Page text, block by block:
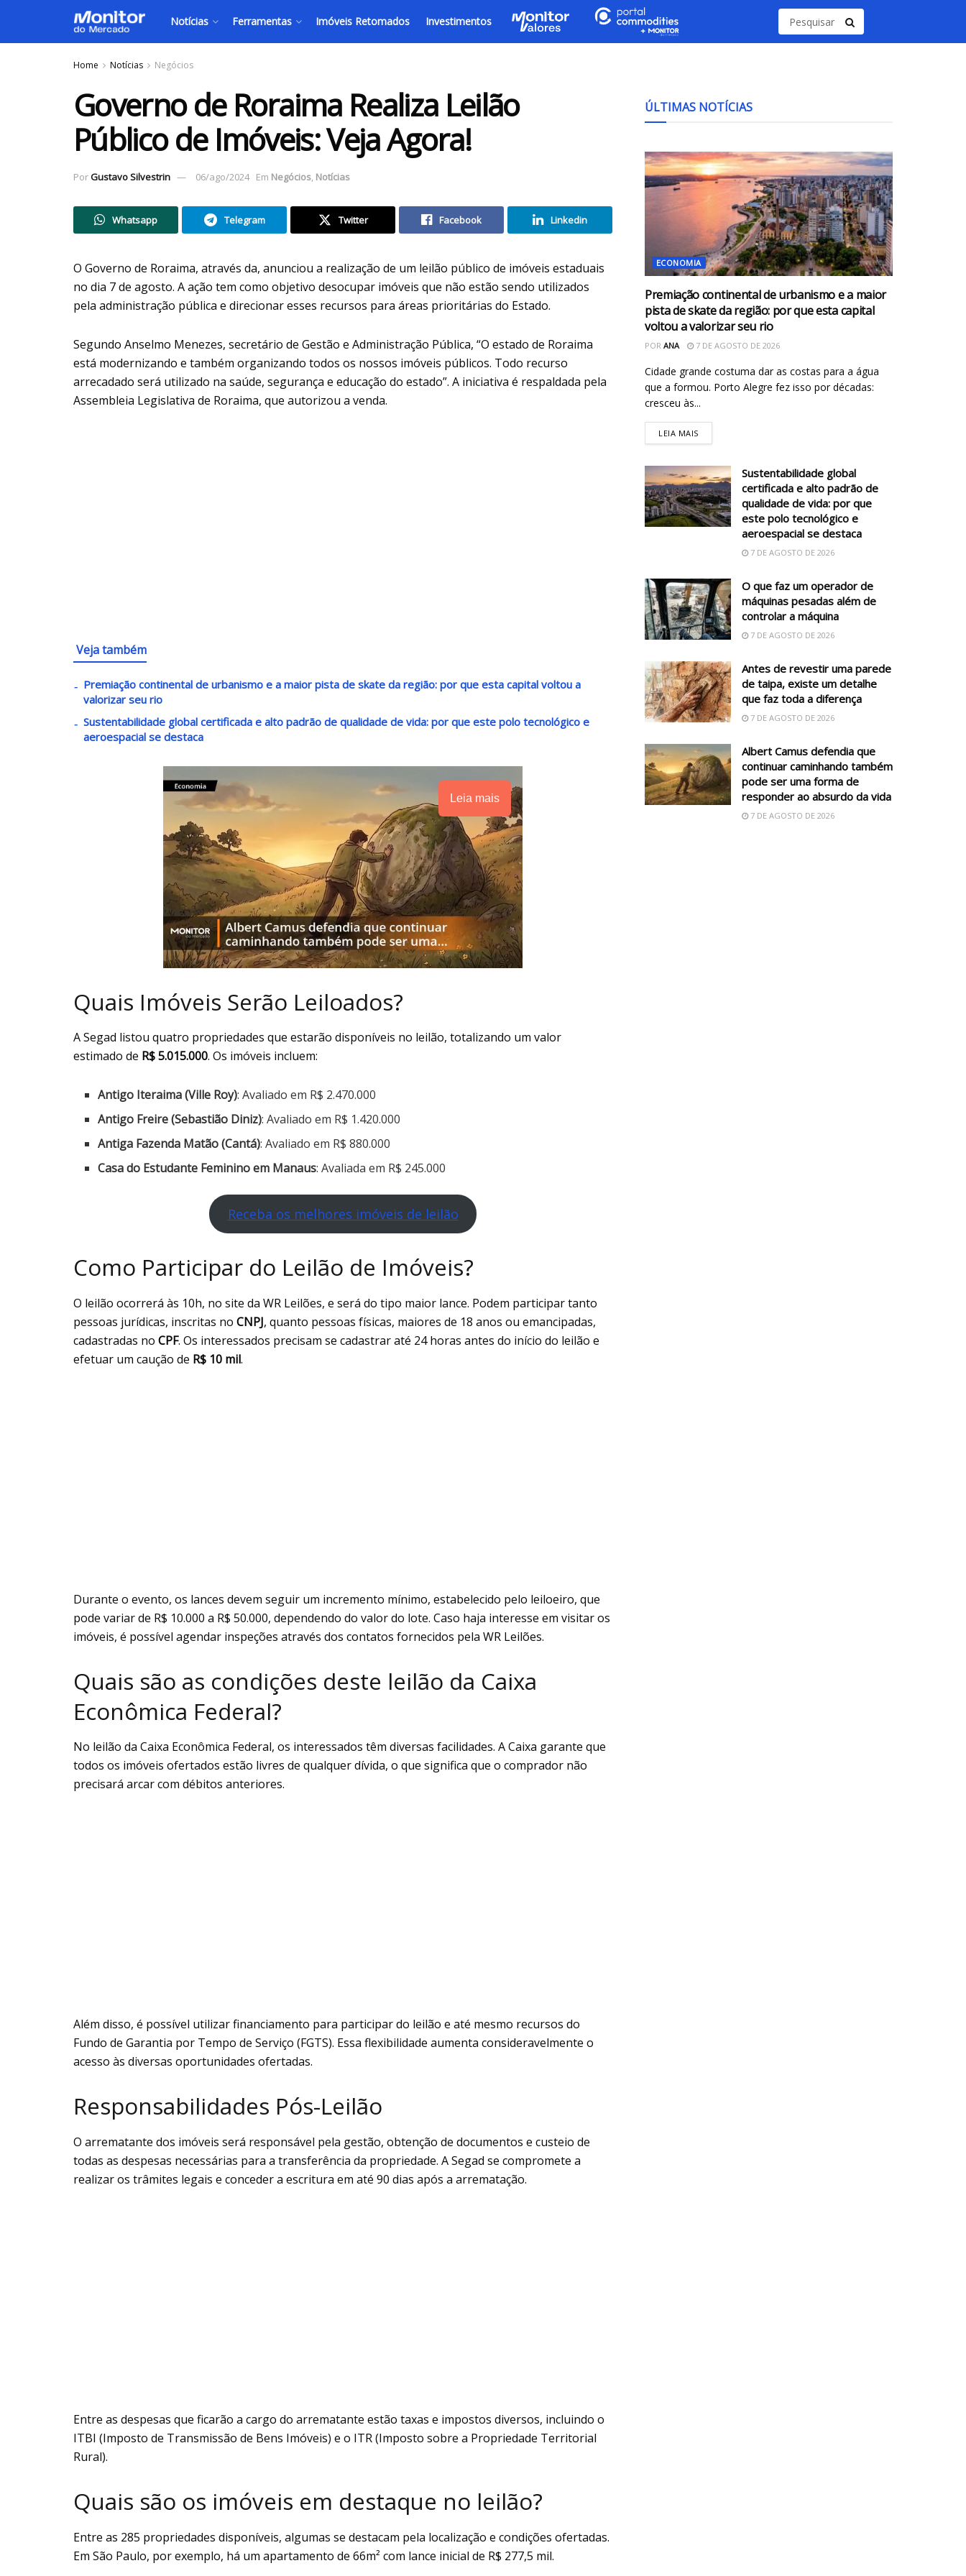
Notícias Ferramentas Imóveis Retomados Investimentos
Home Notícias Negócios
Governo de Roraima Realiza Leilão
Público de Imóveis: Veja Agora!
PorGustavo Silvestrin 06/ago/2024 Em Negócios, Notícias
Whatsapp Telegram Twitter Facebook Linkedin
O Governo de Roraima, através da, anunciou a realização de um leilão público de imóveis estaduais
no dia 7 de agosto. A ação tem como objetivo desocupar imóveis que não estão sendo utilizados
pela administração pública e direcionar esses recursos para áreas prioritárias do Estado.
Segundo Anselmo Menezes, secretário de Gestão e Administração Pública, “O estado de Roraima
está modernizando e também organizando todos os nossos imóveis públicos. Todo recurso
arrecadado será utilizado na saúde, segurança e educação do estado”. A iniciativa é respaldada pela
Assembleia Legislativa de Roraima, que autorizou a venda.
Veja também
Premiação continental de urbanismo e a maior pista de skate da região: por que esta capital voltou a
valorizar seu rio
Sustentabilidade global certificada e alto padrão de qualidade de vida: por que este polo tecnológico e
aeroespacial se destaca
Leia mais
Quais Imóveis Serão Leiloados?
A Segad listou quatro propriedades que estarão disponíveis no leilão, totalizando um valor
estimado de R$ 5.015.000. Os imóveis incluem:
Antigo Iteraima (Ville Roy): Avaliado em R$ 2.470.000
Antigo Freire (Sebastião Diniz): Avaliado em R$ 1.420.000
Antiga Fazenda Matão (Cantá): Avaliado em R$ 880.000
Casa do Estudante Feminino em Manaus: Avaliada em R$ 245.000
Receba os melhores imóveis de leilão
Como Participar do Leilão de Imóveis?
O leilão ocorrerá às 10h, no site da WR Leilões, e será do tipo maior lance. Podem participar tanto
pessoas jurídicas, inscritas no CNPJ, quanto pessoas físicas, maiores de 18 anos ou emancipadas,
cadastradas no CPF. Os interessados precisam se cadastrar até 24 horas antes do início do leilão e
efetuar um caução de R$ 10 mil.
Durante o evento, os lances devem seguir um incremento mínimo, estabelecido pelo leiloeiro, que
pode variar de R$ 10.000 a R$ 50.000, dependendo do valor do lote. Caso haja interesse em visitar os
imóveis, é possível agendar inspeções através dos contatos fornecidos pela WR Leilões.
Quais são as condições deste leilão da Caixa
Econômica Federal?
No leilão da Caixa Econômica Federal, os interessados têm diversas facilidades. A Caixa garante que
todos os imóveis ofertados estão livres de qualquer dívida, o que significa que o comprador não
precisará arcar com débitos anteriores.
Além disso, é possível utilizar financiamento para participar do leilão e até mesmo recursos do
Fundo de Garantia por Tempo de Serviço (FGTS). Essa flexibilidade aumenta consideravelmente o
acesso às diversas oportunidades ofertadas.
Responsabilidades Pós-Leilão
O arrematante dos imóveis será responsável pela gestão, obtenção de documentos e custeio de
todas as despesas necessárias para a transferência da propriedade. A Segad se compromete a
realizar os trâmites legais e conceder a escritura em até 90 dias após a arrematação.
Entre as despesas que ficarão a cargo do arrematante estão taxas e impostos diversos, incluindo o
ITBI (Imposto de Transmissão de Bens Imóveis) e o ITR (Imposto sobre a Propriedade Territorial
Rural).
Quais são os imóveis em destaque no leilão?
Entre as 285 propriedades disponíveis, algumas se destacam pela localização e condições ofertadas.
Em São Paulo, por exemplo, há um apartamento de 66m² com lance inicial de R$ 277,5 mil.
ÚLTIMAS NOTÍCIAS
ECONOMIA
Premiação continental de urbanismo e a maior
pista de skate da região: por que esta capital
voltou a valorizar seu rio
POR ANA 7 DE AGOSTO DE 2026
Cidade grande costuma dar as costas para a água
que a formou. Porto Alegre fez isso por décadas:
cresceu às...
LEIA MAIS
Sustentabilidade global
certificada e alto padrão de
qualidade de vida: por que
este polo tecnológico e
aeroespacial se destaca
7 DE AGOSTO DE 2026
O que faz um operador de
máquinas pesadas além de
controlar a máquina
7 DE AGOSTO DE 2026
Antes de revestir uma parede
de taipa, existe um detalhe
que faz toda a diferença
7 DE AGOSTO DE 2026
Albert Camus defendia que
continuar caminhando também
pode ser uma forma de
responder ao absurdo da vida
7 DE AGOSTO DE 2026